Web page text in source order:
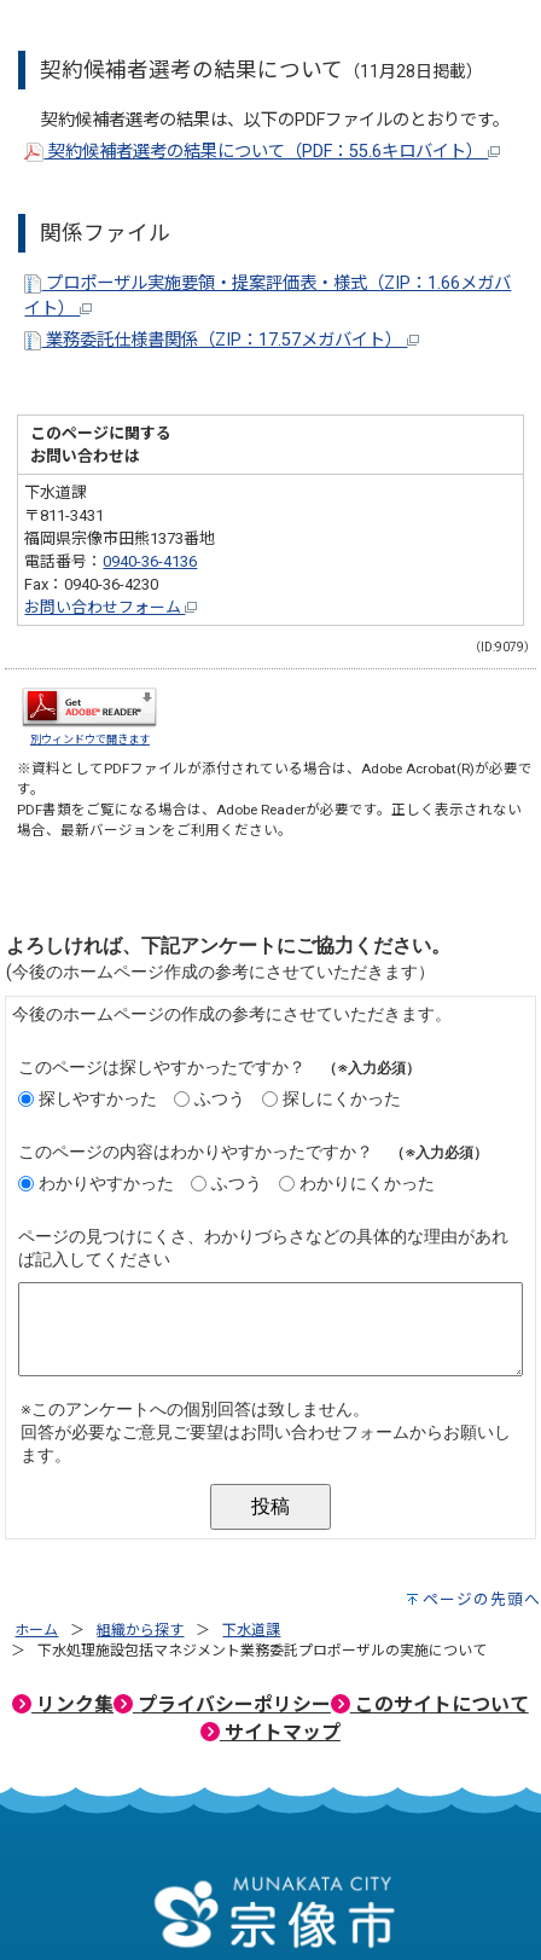
契約候補者選考の結果について （11月28日掲載）
契約候補者選考の結果は、以下のPDFファイルのとおりです。
契約候補者選考の結果について（PDF：55.6キロバイト）
関係ファイル
プロポーザル実施要領・提案評価表・様式（ZIP：1.66メガバ
イト）
業務委託仕様書関係（ZIP：17.57メガバイト）
このページに関する
お問い合わせは
下水道課
〒811-3431
福岡県宗像市田熊1373番地
電話番号：0940-36-4136
Fax：0940-36-4230
お問い合わせフォーム
（ID:9079）
別ウィンドウで開きます
※資料としてPDFファイルが添付されている場合は、 Adobe Acrobat(R)が必要で
す。
PDF書類をご覧になる場合は、 Adobe Readerが必要です。正しく表示されない
場合、最新バージョンをご利用ください。
ページの先頭へ
ホーム 組織から探す
下水道課
下水処理施設包括マネジメント業務委託プロポーザルの実施について
リンク集 プライバシーポリシー
このサイトについて
サイトマップ